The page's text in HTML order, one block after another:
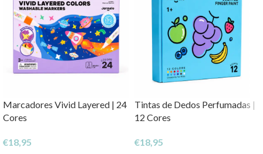
Marcadores Vivid Layered | 24
Cores
€18,95
Tintas de Dedos Perfumadas |
12 Cores
€18,95